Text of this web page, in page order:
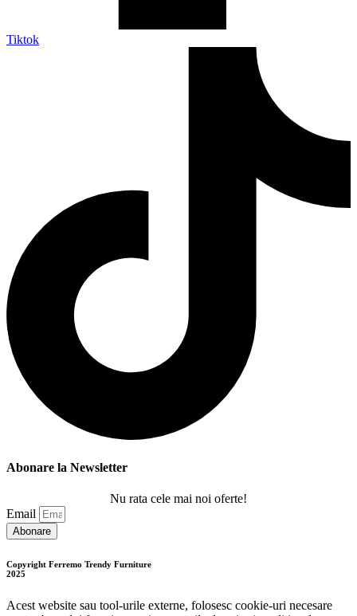
Tiktok
Abonare la Newsletter
Nu rata cele mai noi oferte!
Email
Abonare
Copyright Ferremo Trendy Furniture
2025
Acest website sau tool-urile externe, folosesc cookie-uri necesare